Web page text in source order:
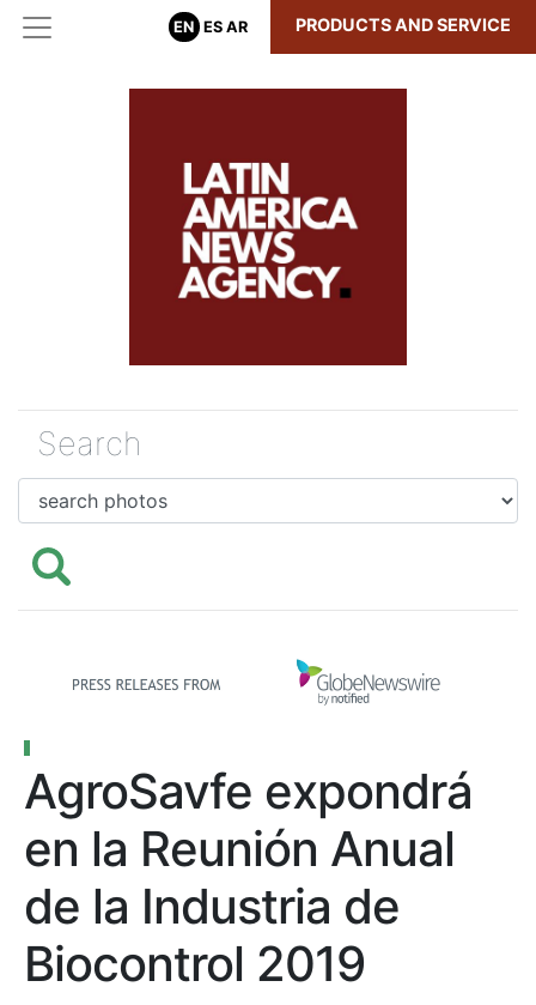
EN ES AR PRODUCTS AND SERVICE
AgroSavfe expondrá
en la Reunión Anual
de la Industria de
Biocontrol 2019